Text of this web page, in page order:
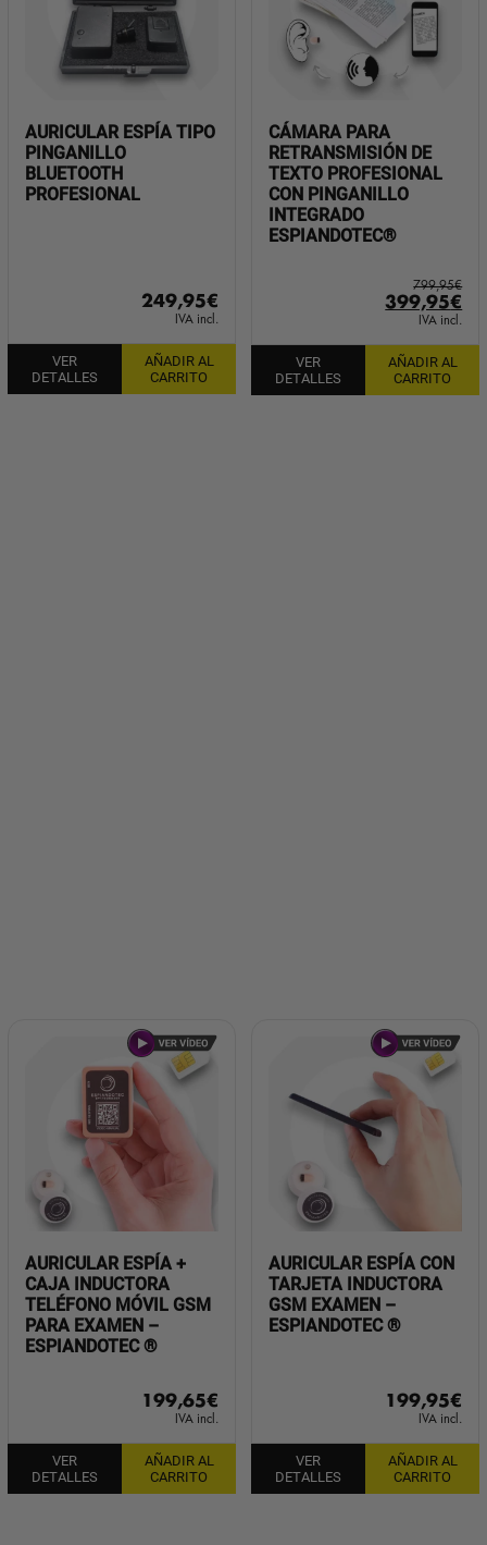
AURICULAR ESPÍA TIPO
PINGANILLO
BLUETOOTH
PROFESIONAL
249,95€
IVA incl.
VER
DETALLES
AÑADIR AL
CARRITO
CÁMARA PARA
RETRANSMISIÓN DE
TEXTO PROFESIONAL
CON PINGANILLO
INTEGRADO
ESPIANDOTEC®
799,95€
El
precio
original
era:
799,95€.
399,95€
IVA incl.
VER
DETALLES
AÑADIR AL
CARRITO
AURICULAR ESPÍA +
CAJA INDUCTORA
TELÉFONO MÓVIL GSM
PARA EXAMEN –
ESPIANDOTEC ®
199,65€
IVA incl.
VER
DETALLES
AÑADIR AL
CARRITO
AURICULAR ESPÍA CON
TARJETA INDUCTORA
GSM EXAMEN –
ESPIANDOTEC ®
199,95€
IVA incl.
VER
DETALLES
AÑADIR AL
CARRITO